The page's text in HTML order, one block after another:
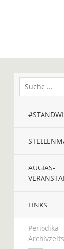
AUGIAS-
LINKS
Periodika –